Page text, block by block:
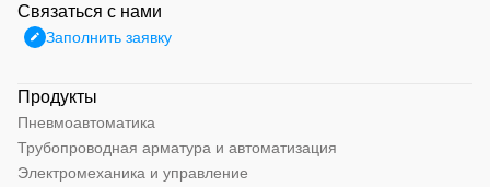
Связаться с нами
Заполнить заявку
Продукты
Пневмоавтоматика
Трубопроводная арматура и автоматизация
Электромеханика и управление